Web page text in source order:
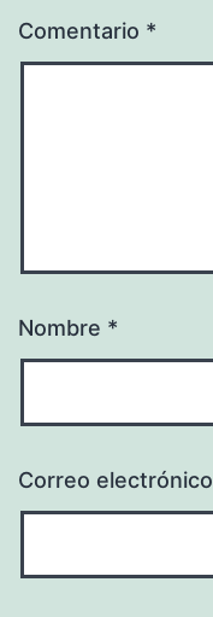
Comentario *
Nombre *
Correo electrónico